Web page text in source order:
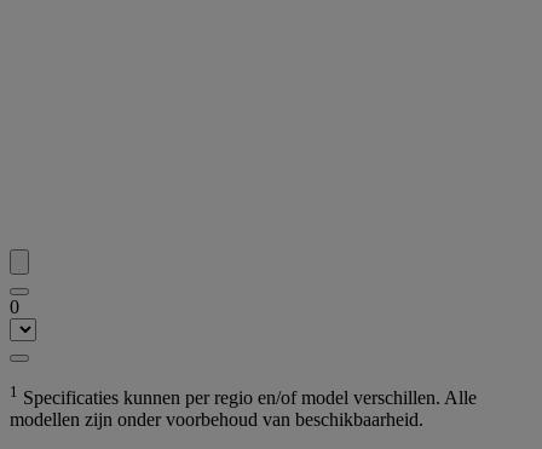
0
1 Specificaties kunnen per regio en/of model verschillen. Alle
modellen zijn onder voorbehoud van beschikbaarheid.